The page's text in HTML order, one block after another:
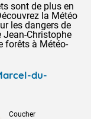
sont de plus en
la Météo
les dangers de
Jean-Christophe
forêts à Météo-
du-
Coucher